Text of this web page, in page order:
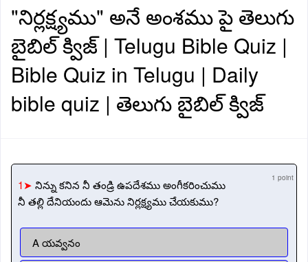
"నిర్లక్ష్యము" అనే అంశము పై తెలుగు
బైబిల్ క్విజ్ | Telugu Bible Quiz |
Bible Quiz in Telugu | Daily
bible quiz | తెలుగు బైబిల్ క్విజ్
1➤ నిన్ను కనిన నీ తండ్రి ఉపదేశము అంగీకరించుము
నీ తల్లి దేనియందు ఆమెను నిర్లక్ష్యము చేయకుము?
1 point
A యవ్వనం